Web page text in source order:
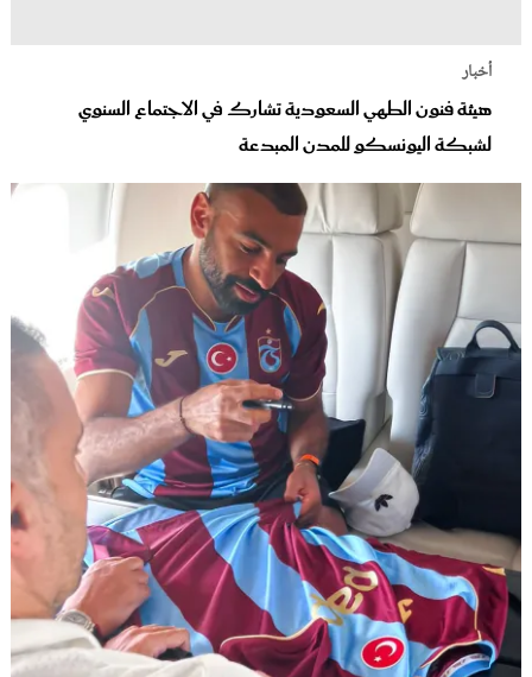
أخبار
هيئة فنون الطهي السعودية تشارك في الاجتماع السنوي
لشبكة اليونسكو للمدن المبدعة